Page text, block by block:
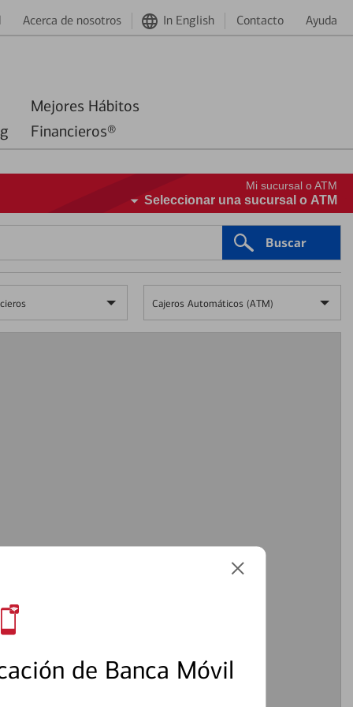
Acerca de nosotros In English Contacto Ayuda
Mejores Hábitos
Financieros®
de Banca Móvil
Mi sucursal o ATM
Seleccionar una sucursal o ATM
Buscar
Cajeros Automáticos (ATM)